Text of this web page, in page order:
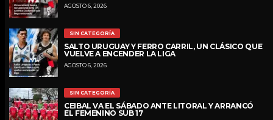
AGOSTO 6, 2026
SIN CATEGORÍA
SALTO URUGUAY Y FERRO CARRIL, UN CLÁSICO QUE
VUELVE A ENCENDER LA LIGA
AGOSTO 6, 2026
SIN CATEGORÍA
CEIBAL VA EL SÁBADO ANTE LITORAL Y ARRANCÓ
EL FEMENINO SUB 17